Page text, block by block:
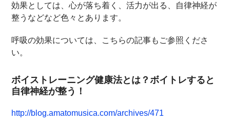
効果としては、心が落ち着く、活力が出る、自律神経が
整うなどなど色々とあります。
呼吸の効果については、こちらの記事もご参照くださ
い。
ボイストレーニング健康法とは？ボイトレすると
自律神経が整う！
http://blog.amatomusica.com/archives/471